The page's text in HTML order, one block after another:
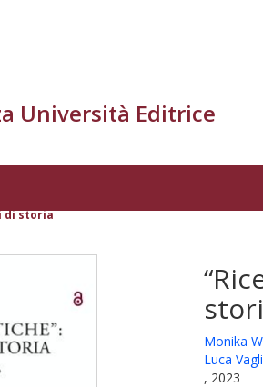
Università Editrice
di storia
Monika
Luca
, 2023